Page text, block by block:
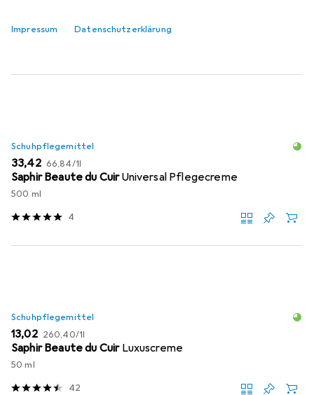
Impressum Datenschutzerklärung
Schuhpflegemittel
EUR
33,42 EUR
66,84/1l
Saphir Beaute du CuirUniversal Pflegecreme
500 ml
4
Schuhpflegemittel
EUR
13,02 EUR
260,40/1l
Saphir Beaute du Cuir Luxuscreme
50 ml
42